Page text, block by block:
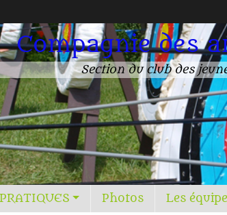
Compagnie des
Section du club des
Photos Les